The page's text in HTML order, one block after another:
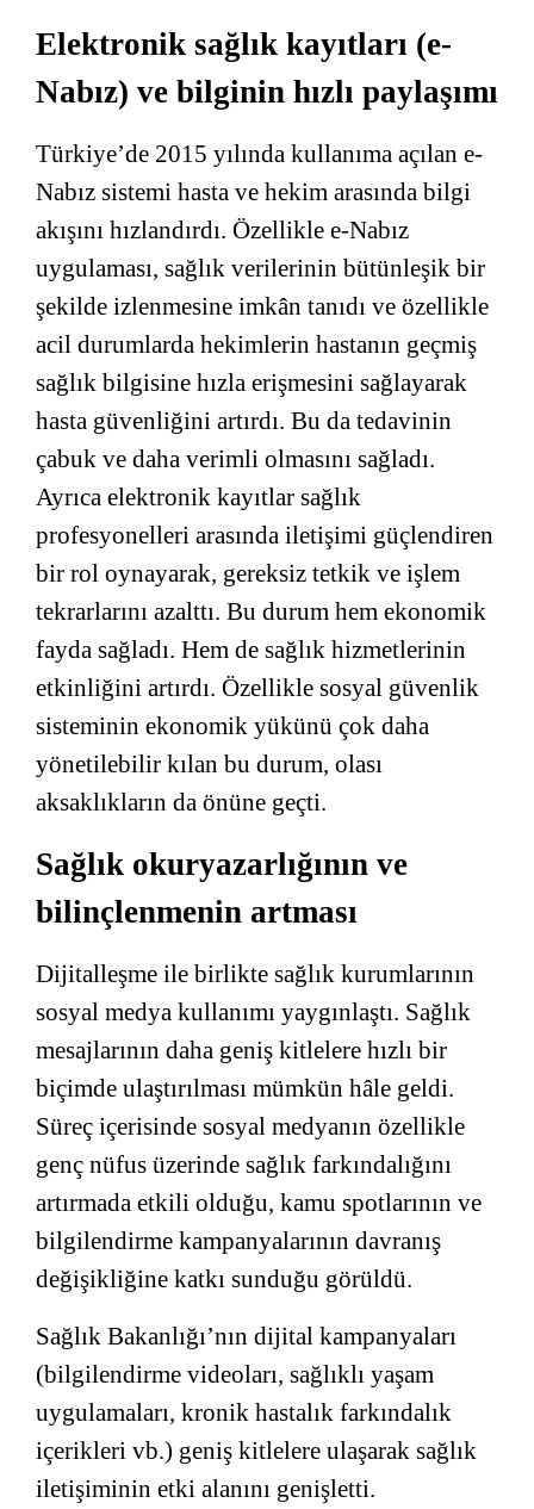
Elektronik sağlık kayıtları (e-
Nabız) ve bilginin hızlı paylaşımı
Türkiye’de 2015 yılında kullanıma açılan e-
Nabız sistemi hasta ve hekim arasında bilgi
akışını hızlandırdı. Özellikle e-Nabız
uygulaması, sağlık verilerinin bütünleşik bir
şekilde izlenmesine imkân tanıdı ve özellikle
acil durumlarda hekimlerin hastanın geçmiş
sağlık bilgisine hızla erişmesini sağlayarak
hasta güvenliğini artırdı. Bu da tedavinin
çabuk ve daha verimli olmasını sağladı.
Ayrıca elektronik kayıtlar sağlık
profesyonelleri arasında iletişimi güçlendiren
bir rol oynayarak, gereksiz tetkik ve işlem
tekrarlarını azalttı. Bu durum hem ekonomik
fayda sağladı. Hem de sağlık hizmetlerinin
etkinliğini artırdı. Özellikle sosyal güvenlik
sisteminin ekonomik yükünü çok daha
yönetilebilir kılan bu durum, olası
aksaklıkların da önüne geçti.
Sağlık okuryazarlığının ve
bilinçlenmenin artması
Dijitalleşme ile birlikte sağlık kurumlarının
sosyal medya kullanımı yaygınlaştı. Sağlık
mesajlarının daha geniş kitlelere hızlı bir
biçimde ulaştırılması mümkün hâle geldi.
Süreç içerisinde sosyal medyanın özellikle
genç nüfus üzerinde sağlık farkındalığını
artırmada etkili olduğu, kamu spotlarının ve
bilgilendirme kampanyalarının davranış
değişikliğine katkı sunduğu görüldü.
Sağlık Bakanlığı’nın dijital kampanyaları
(bilgilendirme videoları, sağlıklı yaşam
uygulamaları, kronik hastalık farkındalık
içerikleri vb.) geniş kitlelere ulaşarak sağlık
iletişiminin etki alanını genişletti.